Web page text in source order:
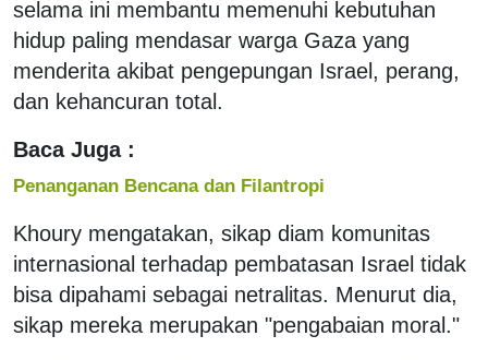
selama ini membantu memenuhi kebutuhan
hidup paling mendasar warga Gaza yang
menderita akibat pengepungan Israel, perang,
dan kehancuran total.
Baca Juga :
Penanganan Bencana dan Filantropi
Khoury mengatakan, sikap diam komunitas
internasional terhadap pembatasan Israel tidak
bisa dipahami sebagai netralitas. Menurut dia,
sikap mereka merupakan "pengabaian moral."